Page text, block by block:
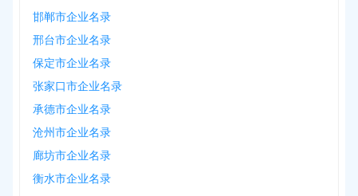
邯郸市企业名录
邢台市企业名录
保定市企业名录
张家口市企业名录
承德市企业名录
沧州市企业名录
廊坊市企业名录
衡水市企业名录